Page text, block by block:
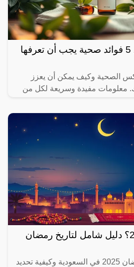
درامينكس: أفضل 5 فوائد صحية يجب أن تعرفها
الصحية وكيف يمكن أن يعزز
معلومات مفيدة وسريعة لكل من
متى رمضان 2025؟ دليل شامل لتاريخ رمضان
اكتشف متى يبدأ رمضان 2025 في السعودية وكيفية تحديد